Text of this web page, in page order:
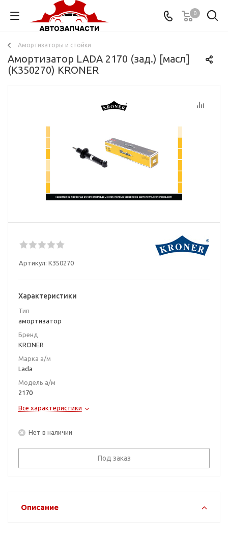
0
Амортизаторы и стойки
Амортизатор LADA 2170 (зад.) [масл]
(K350270) KRONER
Артикул: K350270
Характеристики
Тип
амортизатор
Бренд
KRONER
Марка а/м
Lada
Модель а/м
2170
Все характеристики
Нет в наличии
Под заказ
Описание